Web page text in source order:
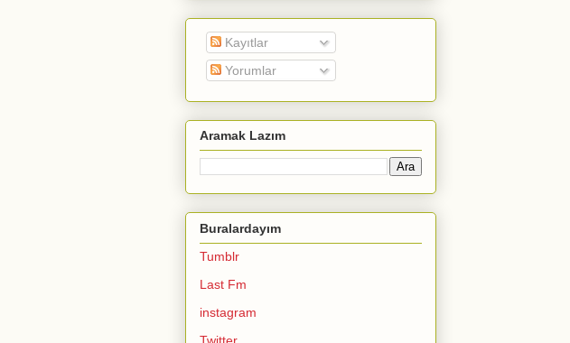
Kayıtlar
Yorumlar
Aramak Lazım
Buralardayım
Tumblr
Last Fm
instagram
Twitter